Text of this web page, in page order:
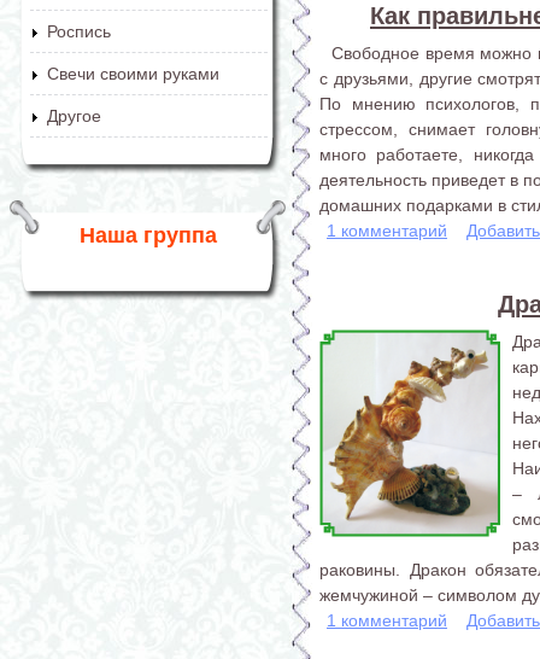
Роспись
Свечи своими руками
Другое
Наша группа
Как
Свободное время можно
с друзьями, другие
По мнению психологов,
стрессом, снимает
много работаете,
деятельность приведет в
домашних подарками в
1 комментарий
–
раковины. Дракон
жемчужиной – символом
1 комментарий